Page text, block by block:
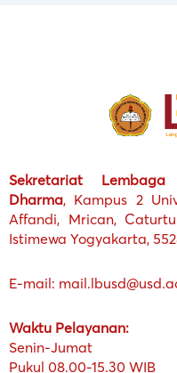
Sekretariat
Dharma, Kampus 2
Affandi, Mrican,
Istimewa Yogyakarta,
E-mail:
Waktu Pelayanan:
Senin-Jumat
Pukul 08.00-15.30 WIB